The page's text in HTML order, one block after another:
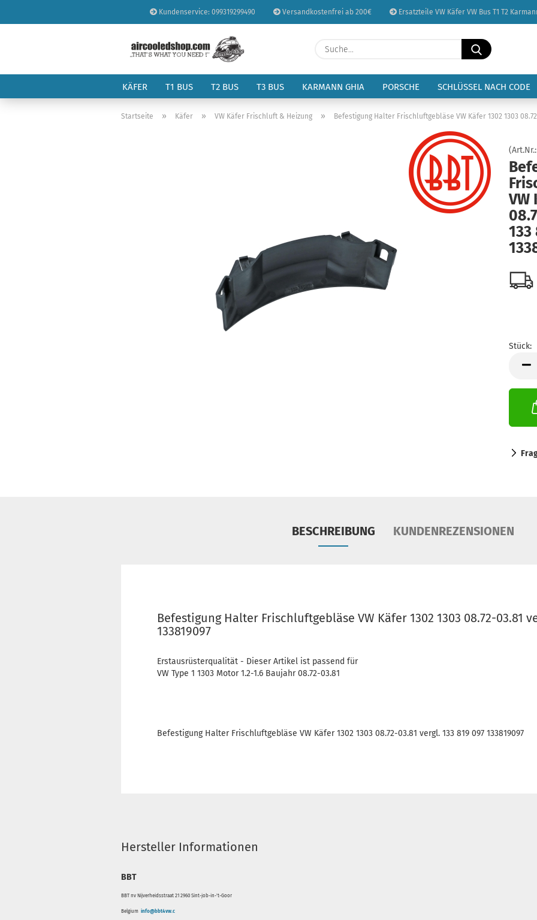
Kundenservice: 099319299490 Versandkostenfrei ab 200€ Ersatzteile VW Käfer VW Bus T1 T2
Sprache auswählen
Lieferland
Passwort
Konto erstellen
Passwort
Suche...
KÄFER T1 BUS T2 BUS T3 BUS KARMANN GHIA PORSCHE SCHLÜSSEL NACH CODE
Startseite » Käfer » VW Käfer Frischluft & Heizung » Befestigung Halter Frischluftgebläse VW Käfer 1302 1303
(Art.Nr.:
VW
133
Stück:
Stück
BESCHREIBUNG KUNDENREZENSIONEN
Befestigung Halter Frischluftgebläse VW Käfer 1302 1303 08.72-03.81
133819097
Erstausrüsterqualität - Dieser Artikel ist passend für
VW Type 1 1303 Motor 1.2-1.6 Baujahr 08.72-03.81
Befestigung Halter Frischluftgebläse VW Käfer 1302 1303 08.72-03.81 vergl. 133 819 097 133819097
Hersteller Informationen
BBT
BBT nv Nijverheidsstraat 21 2960 Sint-job-in-'t-Goor
Belgium info@bbt4vw.c